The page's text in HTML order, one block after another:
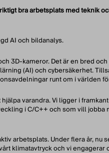
bra arbetsplats med teknik
AI och bildanalys.
3D-kameror. Det är en bred
(AI) och cybersäkerhet.
runt om i världen
varandra. Vi ligger i
i C/C++ och som vill
arbetsplats. Under flera år, nu
klimatavtryck och vi